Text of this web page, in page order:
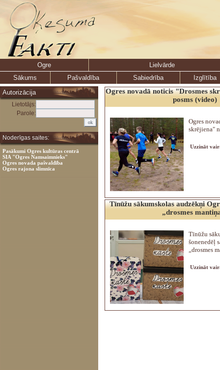
Ogre
Lielvārde
Sākums
Pašvaldība Sabiedrība
Izglītība
Autorizācija
Lietotājs:
Parole:
Noderīgas saites:
Pasākumi Ogres kultūras centrā
SIA "Ogres Namsaimnieks"
Ogres novada pašvaldība
Ogres rajona slimnīca
Ogres novadā noticis "Drosmes
posms (video)
Ogres
skrējiena"
Uzzināt
Tīnūžu sākumskolas audzēkņi
„drosmes
Tīnūžu
šonenedēļ
„drosmes
Uzzināt